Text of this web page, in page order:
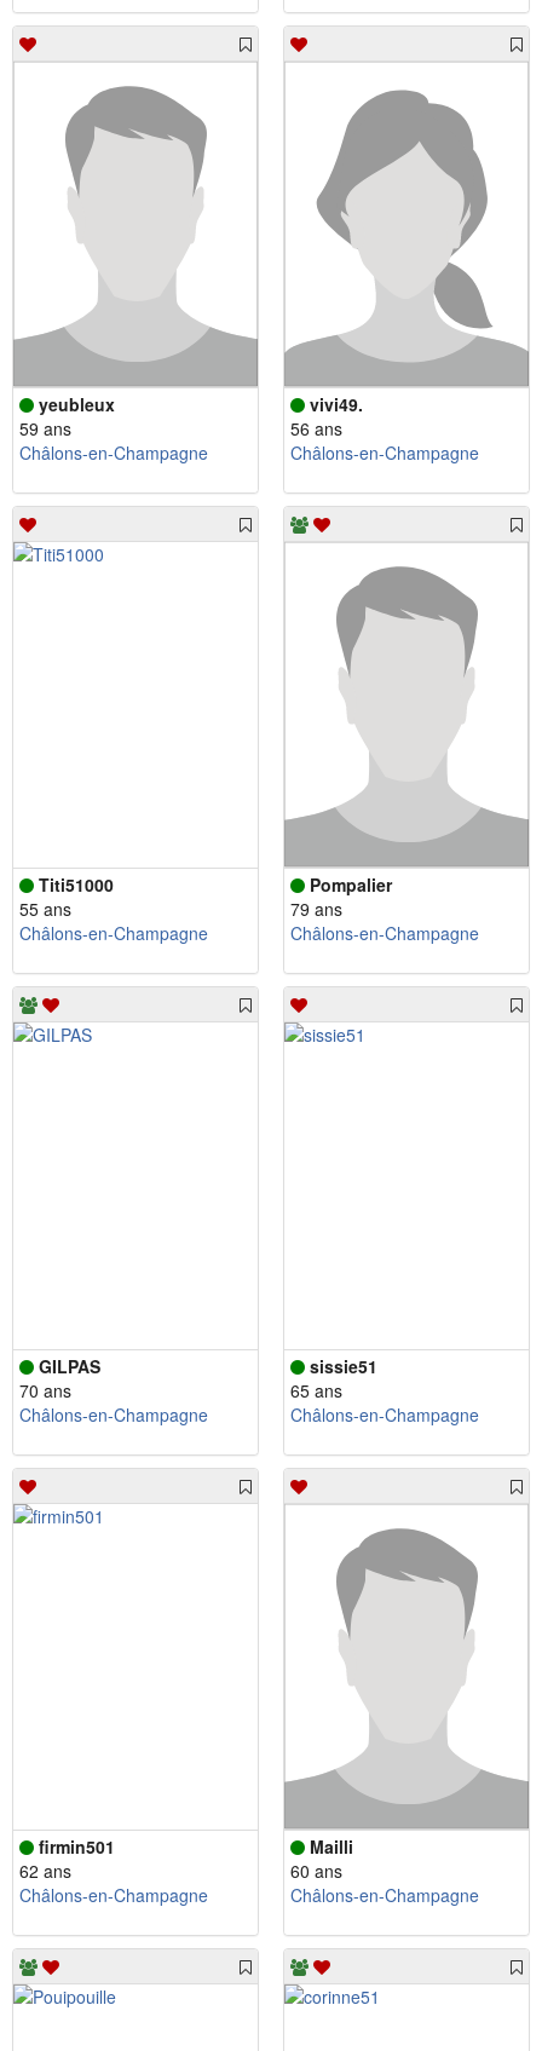
yeubleux
59 ans
Châlons-en-Champagne
vivi49.
56 ans
Châlons-en-Champagne
Titi51000
55 ans
Châlons-en-Champagne
Pompalier
79 ans
Châlons-en-Champagne
GILPAS
70 ans
Châlons-en-Champagne
sissie51
65 ans
Châlons-en-Champagne
firmin501
62 ans
Châlons-en-Champagne
Mailli
60 ans
Châlons-en-Champagne